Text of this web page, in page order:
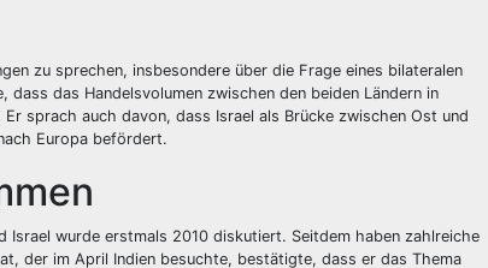
zu sprechen, insbesondere über die Frage eines bilateralen
das Handelsvolumen zwischen den beiden Ländern in
sprach auch davon, dass Israel als Brücke zwischen Ost und
Europa befördert.
Israel wurde erstmals 2010 diskutiert. Seitdem haben zahlreiche
der im April Indien besuchte, bestätigte, dass er das Thema